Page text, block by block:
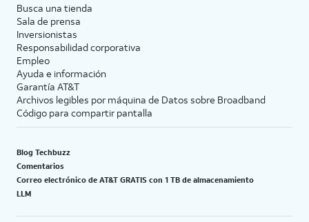
Busca una tienda
Sala de prensa
Inversionistas
Responsabilidad corporativa
Empleo
Ayuda e información
Garantía AT&T
Archivos legibles por máquina de Datos sobre Broadband
Código para compartir pantalla
Blog Techbuzz
Comentarios
Correo electrónico de AT&T GRATIS con 1 TB de almacenamiento
LLM